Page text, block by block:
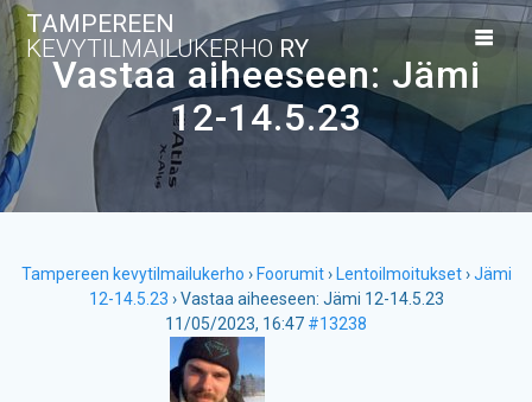
Skip
to
content
TAMPEREEN
KEVYTILMAILUKERHO RY
Vastaa aiheeseen: Jämi
12-14.5.23
Tampereen kevytilmailukerho › Foorumit › Lentoilmoitukset › Jämi
12-14.5.23 › Vastaa aiheeseen: Jämi 12-14.5.23
11/05/2023, 16:47 #13238